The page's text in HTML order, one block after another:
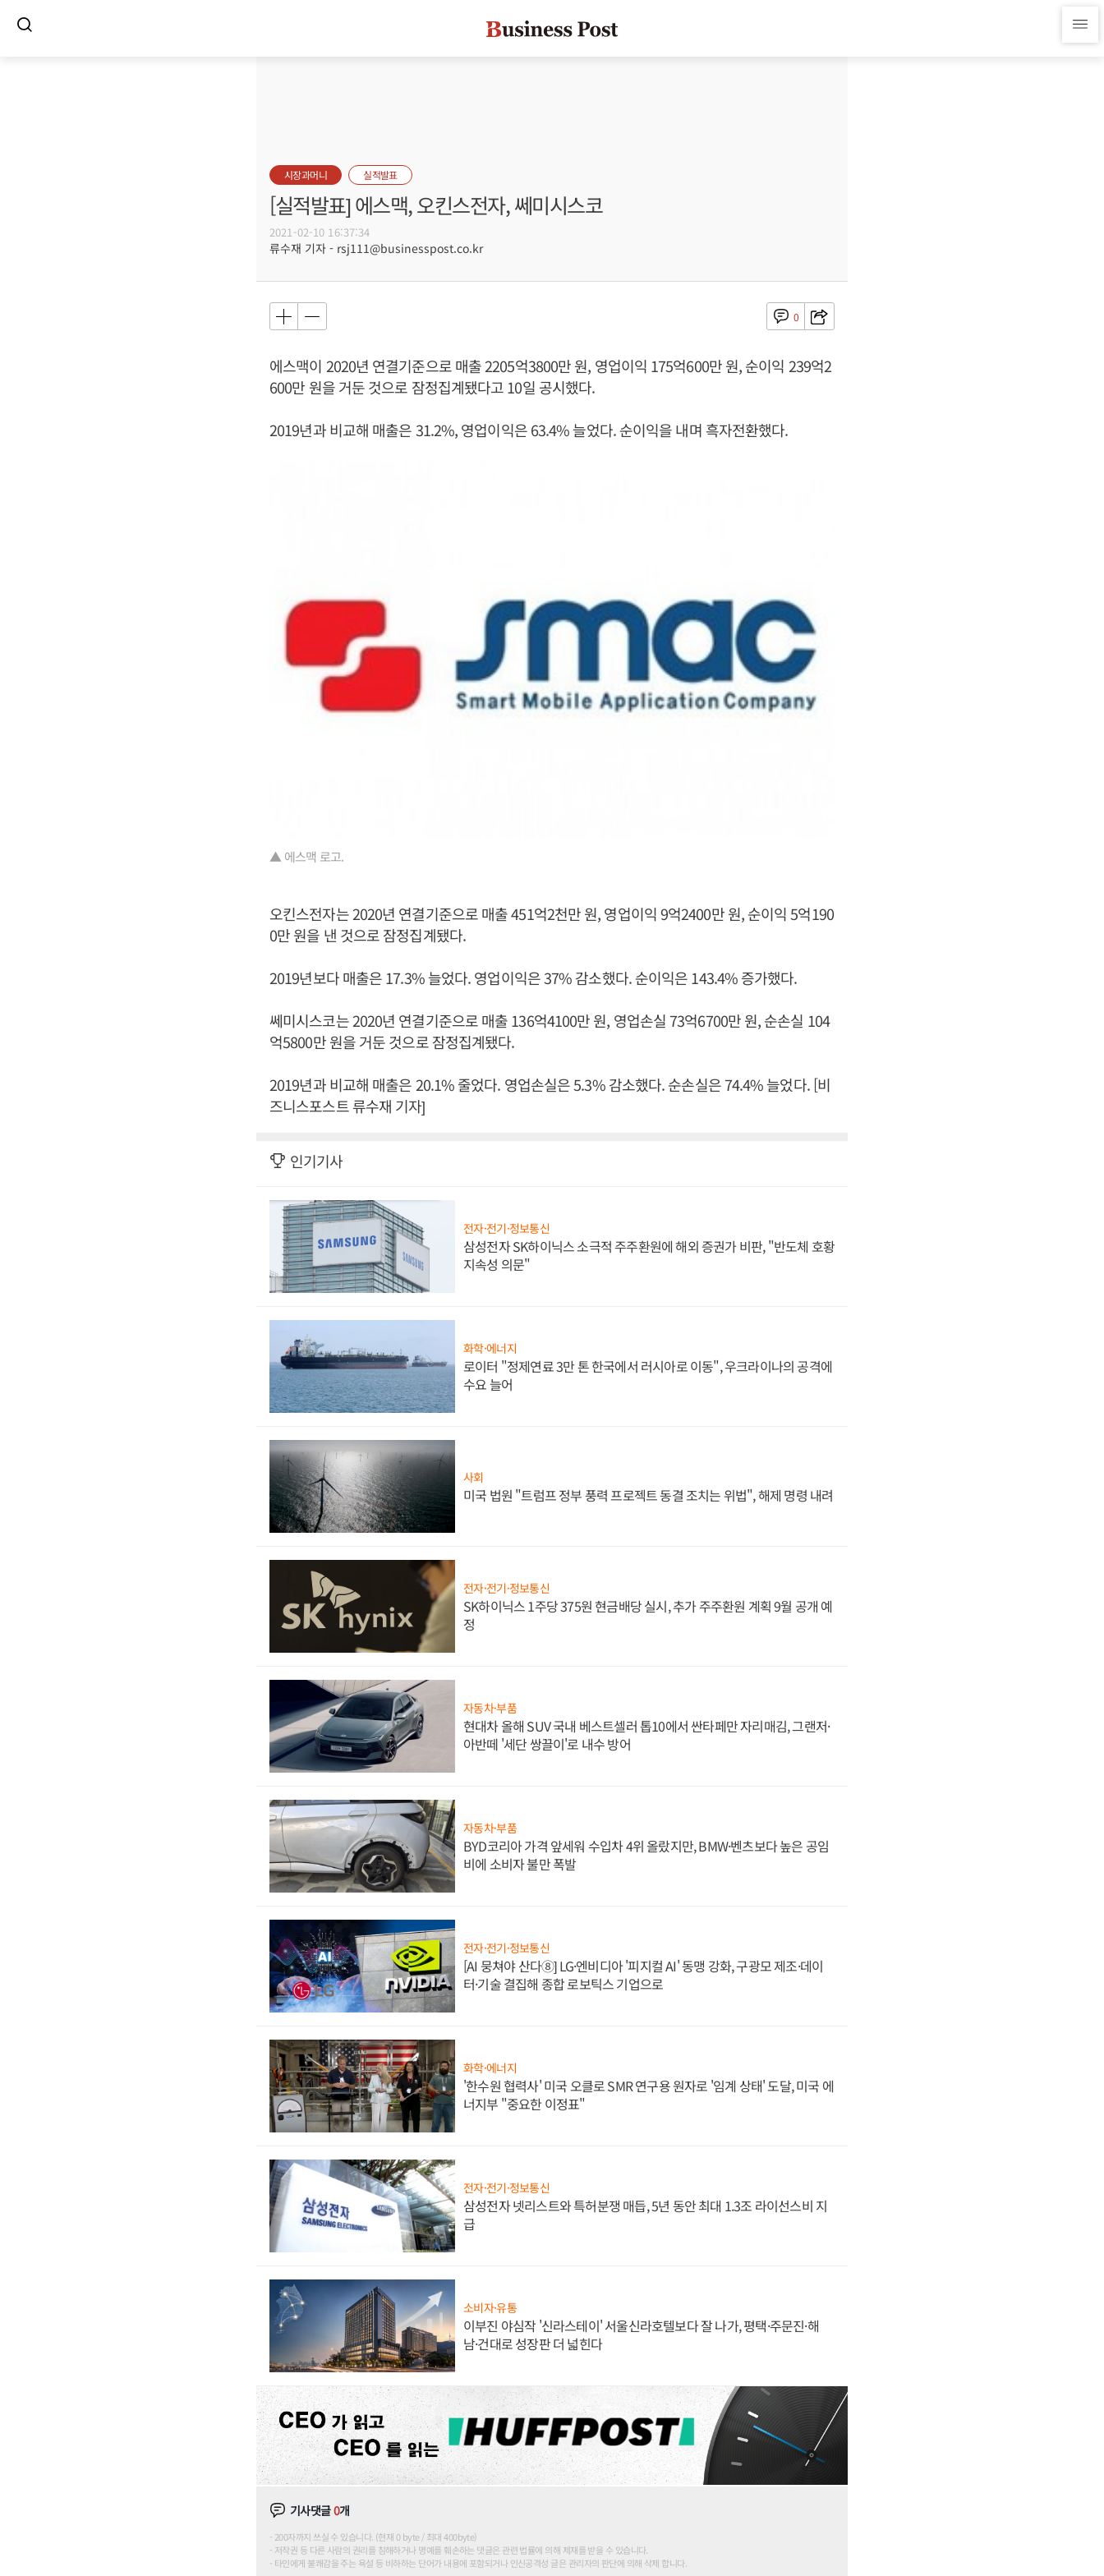
시장과머니 실적발표
[실적발표] 에스맥, 오킨스전자, 쎄미시스코
2021-02-10 16:37:34
류수재 기자 - rsj111@businesspost.co.kr
0
에스맥이 2020년 연결기준으로 매출 2205억3800만 원, 영업이익 175억600만 원, 순이익 239억2
600만 원을 거둔 것으로 잠정집계됐다고 10일 공시했다.
2019년과 비교해 매출은 31.2%, 영업이익은 63.4% 늘었다. 순이익을 내며 흑자전환했다.
▲ 에스맥 로고.
오킨스전자는 2020년 연결기준으로 매출 451억2천만 원, 영업이익 9억2400만 원, 순이익 5억190
0만 원을 낸 것으로 잠정집계됐다.
2019년보다 매출은 17.3% 늘었다. 영업이익은 37% 감소했다. 순이익은 143.4% 증가했다.
쎄미시스코는 2020년 연결기준으로 매출 136억4100만 원, 영업손실 73억6700만 원, 순손실 104
억5800만 원을 거둔 것으로 잠정집계됐다.
2019년과 비교해 매출은 20.1% 줄었다. 영업손실은 5.3% 감소했다. 순손실은 74.4% 늘었다. [비
즈니스포스트 류수재 기자]
인기기사
전자·전기·정보통신
삼성전자 SK하이닉스 소극적 주주환원에 해외 증권가 비판, "반도체 호황
지속성 의문"
화학·에너지
로이터 "정제연료 3만 톤 한국에서 러시아로 이동", 우크라이나의 공격에
수요 늘어
사회
미국 법원 "트럼프 정부 풍력 프로젝트 동결 조치는 위법", 해제 명령 내려
전자·전기·정보통신
SK하이닉스 1주당 375원 현금배당 실시, 추가 주주환원 계획 9월 공개 예
정
자동차·부품
현대차 올해 SUV 국내 베스트셀러 톱10에서 싼타페만 자리매김, 그랜저·
아반떼 '세단 쌍끌이'로 내수 방어
자동차·부품
BYD코리아 가격 앞세워 수입차 4위 올랐지만, BMW·벤츠보다 높은 공임
비에 소비자 불만 폭발
전자·전기·정보통신
[AI 뭉쳐야 산다⑧] LG·엔비디아 '피지컬 AI' 동맹 강화, 구광모 제조·데이
터·기술 결집해 종합 로보틱스 기업으로
화학·에너지
'한수원 협력사' 미국 오클로 SMR 연구용 원자로 '임계 상태' 도달, 미국 에
너지부 "중요한 이정표"
전자·전기·정보통신
삼성전자 넷리스트와 특허분쟁 매듭, 5년 동안 최대 1.3조 라이선스비 지
급
소비자·유통
이부진 야심작 '신라스테이' 서울신라호텔보다 잘 나가, 평택·주문진·해
남·건대로 성장판 더 넓힌다
기사댓글0개
200자까지 쓰실 수 있습니다. (현재 0 byte / 최대 400byte)
저작권 등 다른 사람의 권리를 침해하거나 명예를 훼손하는 댓글은 관련 법률에 의해 제재를 받을 수 있습니다.
타인에게 불쾌감을 주는 욕설 등 비하하는 단어가 내용에 포함되거나 인신공격성 글은 관리자의 판단에 의해 삭제 합니다.